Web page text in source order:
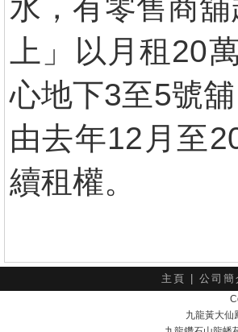
水，有零售商
上」以月租20
心地下3至5號
由去年12月至
續租權。
主頁 公司簡
九龍黃大